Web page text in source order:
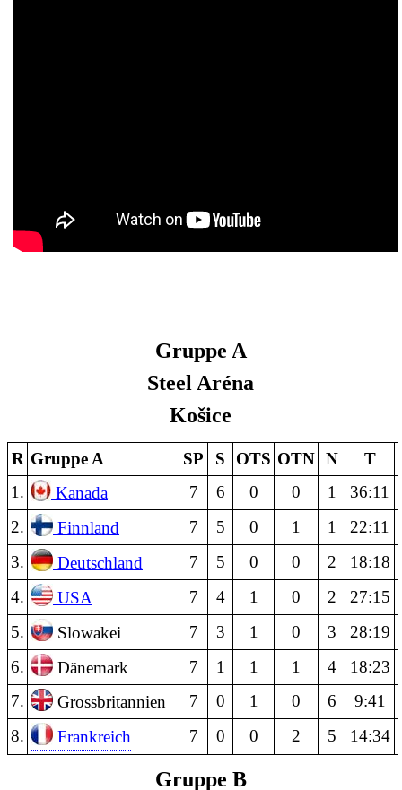
Gruppe A
Steel Aréna
Košice
R Gruppe A SP S OTS OTN N
T
1.
Kanada 7 6 0 0 1 36:11
2.
Finnland 7 5 0 1 1 22:11
3.
Deutschland 7 5 0 0 2 18:18
4.
USA 7 4 1 0 2 27:15
5.
Slowakei 7 3 1 0 3 28:19
6.
Dänemark 7 1 1 1 4
18:23
7.
Grossbritannien 7 0 1 0 6
9:41
8.
Frankreich 7 0 0 2 5 14:34
Gruppe B